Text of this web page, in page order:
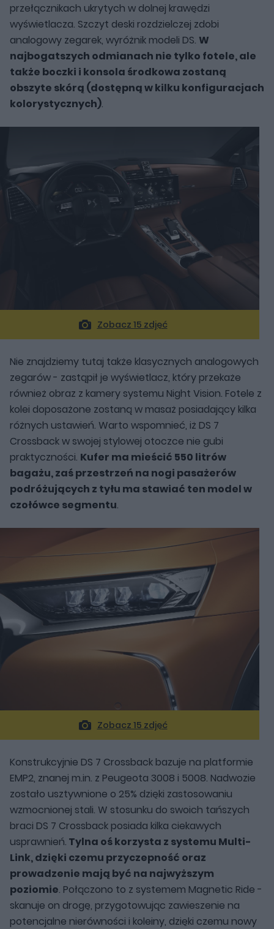
przełącznikach ukrytych w dolnej krawędzi
wyświetlacza. Szczyt deski rozdzielczej zdobi
analogowy zegarek, wyróżnik modeli DS. W
najbogatszych odmianach nie tylko fotele, ale
także boczki i konsola środkowa zostaną
obszyte skórą (dostępną w kilku konfiguracjach
kolorystycznych).
Zobacz 15 zdjęć
Nie znajdziemy tutaj także klasycznych analogowych
zegarów - zastąpił je wyświetlacz, który przekaże
również obraz z kamery systemu Night Vision. Fotele z
kolei doposażone zostaną w masaż posiadający kilka
różnych ustawień. Warto wspomnieć, iż DS 7
Crossback w swojej stylowej otoczce nie gubi
praktyczności. Kufer ma mieścić 550 litrów
bagażu, zaś przestrzeń na nogi pasażerów
podróżujących z tyłu ma stawiać ten model w
czołówce segmentu.
Zobacz 15 zdjęć
Konstrukcyjnie DS 7 Crossback bazuje na platformie
EMP2, znanej m.in. z Peugeota 3008 i 5008. Nadwozie
zostało usztywnione o 25% dzięki zastosowaniu
wzmocnionej stali. W stosunku do swoich tańszych
braci DS 7 Crossback posiada kilka ciekawych
usprawnień. Tylna oś korzysta z systemu Multi-
Link, dzięki czemu przyczepność oraz
prowadzenie mają być na najwyższym
poziomie. Połączono to z systemem Magnetic Ride -
skanuje on drogę, przygotowując zawieszenie na
potencjalne nierówności i koleiny, dzięki czemu nowy